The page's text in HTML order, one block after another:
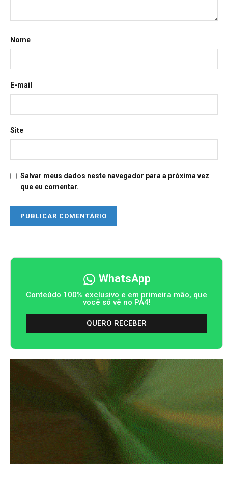
Nome
E-mail
Site
Salvar meus dados neste navegador para a próxima vez
que eu comentar.
WhatsApp
Conteúdo 100% exclusivo e em primeira mão, que
você só vê no PA4!
QUERO RECEBER